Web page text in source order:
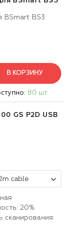
BSmart BS3
В КОРЗИНУ
80 шт.
GS P2D USB
cable
20%
сканирования: